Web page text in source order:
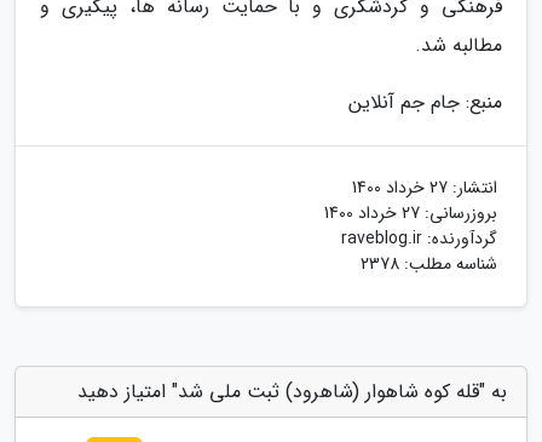
فرهنگی و گردشگری و با حمایت رسانه ها، پیگیری و
مطالبه شد.
منبع: جام جم آنلاین
انتشار: 27 خرداد 1400
بروزرسانی: 27 خرداد 1400
گردآورنده: raveblog.ir
شناسه مطلب: 2378
به "قله کوه شاهوار (شاهرود) ثبت ملی شد" امتیاز دهید